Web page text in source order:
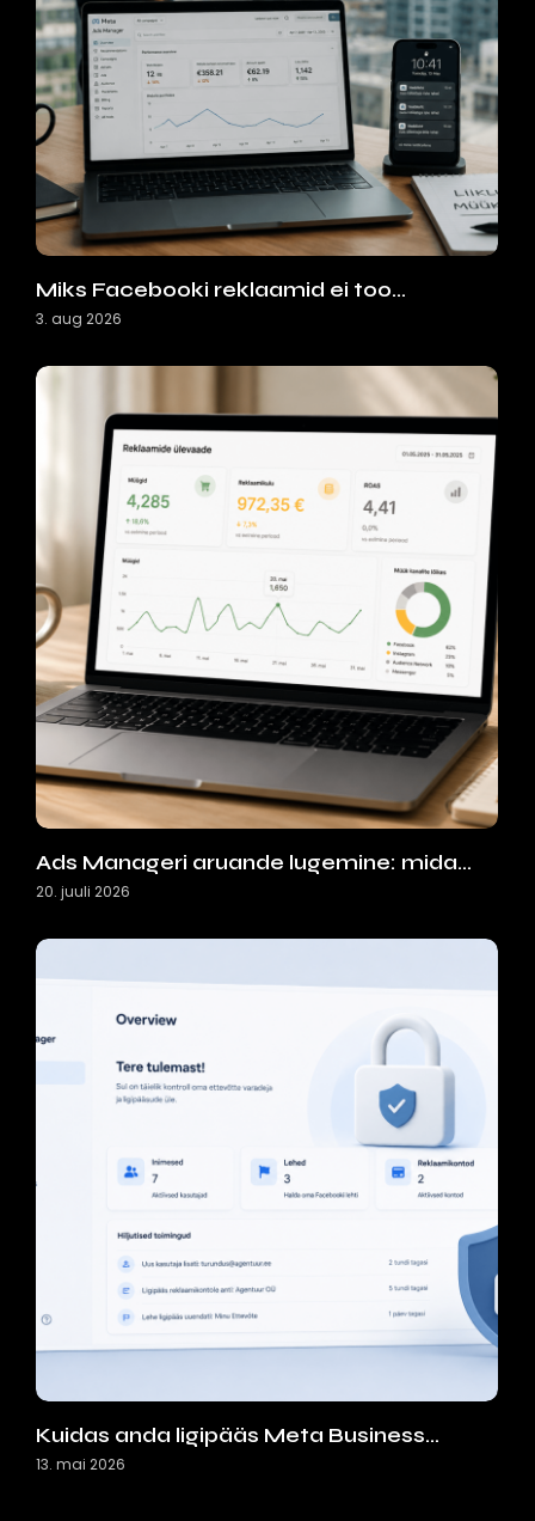
Miks Facebooki reklaamid ei too…
3. aug 2026
Ads Manageri aruande lugemine: mida…
20. juuli 2026
Kuidas anda ligipääs Meta Business…
13. mai 2026